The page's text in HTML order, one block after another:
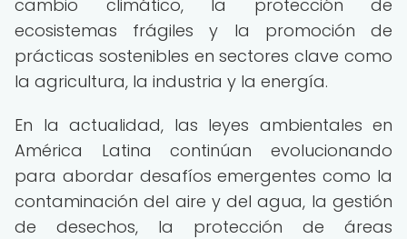
cambio climático, la protección de
ecosistemas frágiles y la promoción de
prácticas sostenibles en sectores clave como
la agricultura, la industria y la energía.
En la actualidad, las leyes ambientales en
América Latina continúan evolucionando
para abordar desafíos emergentes como la
contaminación del aire y del agua, la gestión
de desechos, la protección de áreas